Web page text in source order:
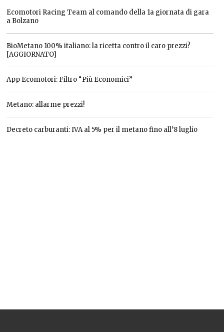
Ecomotori Racing Team al comando della 1a giornata di gara
a Bolzano
BioMetano 100% italiano: la ricetta contro il caro prezzi?
[AGGIORNATO]
App Ecomotori: Filtro “Più Economici”
Metano: allarme prezzi!
Decreto carburanti: IVA al 5% per il metano fino all’8 luglio